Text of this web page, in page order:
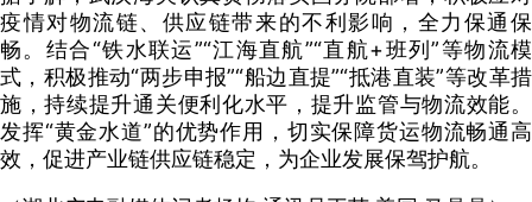
疫情对物流链、供应链带来的不利影响，全力保通保
畅。结合“铁水联运”“江海直航”“直航+班列”等物流模
式，积极推动“两步申报”“船边直提”“抵港直装”等改革措
施，持续提升通关便利化水平，提升监管与物流效能。
发挥“黄金水道”的优势作用，切实保障货运物流畅通高
效，促进产业链供应链稳定，为企业发展保驾护航。